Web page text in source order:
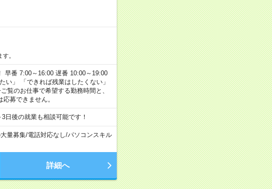
。
早番 7:00～16:00 遅番 10:00～19:00
い」 「できれば残業はしたくない」
覧のお仕事で希望する勤務時間と、
募できません。
日後の就業も相談可能です！
量募集/電話対応なし/パソコンスキル
詳細へ